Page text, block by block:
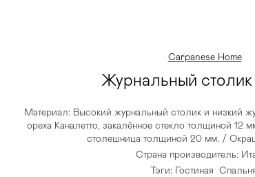
Carpanese Home
Журнальный
Материал: Высокий журнальный столик и низкий
ореха Каналетто, закалённое стекло толщиной 12
столешница толщиной 20 мм. /
Страна производитель:
Тэги: Гостиная